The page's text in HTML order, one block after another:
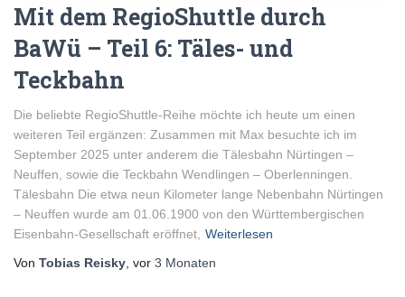
Mit dem RegioShuttle durch
BaWü – Teil 6: Täles- und
Teckbahn
Die beliebte RegioShuttle-Reihe möchte ich heute um einen
weiteren Teil ergänzen: Zusammen mit Max besuchte ich im
September 2025 unter anderem die Tälesbahn Nürtingen –
Neuffen, sowie die Teckbahn Wendlingen – Oberlenningen.
Tälesbahn Die etwa neun Kilometer lange Nebenbahn Nürtingen
– Neuffen wurde am 01.06.1900 von den Württembergischen
Eisenbahn-Gesellschaft eröffnet, Weiterlesen
Von Tobias Reisky , vor 3 Monaten